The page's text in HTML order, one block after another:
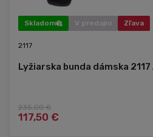
Skladom V predajni Zľava
2117
Lyžiarska bunda dámska
235,00 €
117,50 €